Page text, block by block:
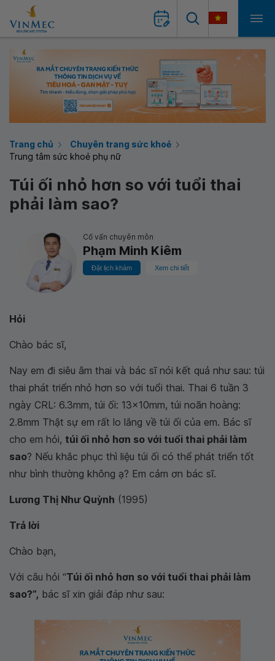
Trang chủ
Chuyên trang sức khoẻ
Trung tâm sức khoẻ phụ nữ
Túi ối nhỏ hơn so với tuổi thai
phải làm sao?
Cố vấn chuyên môn
Phạm Minh Kiêm
Đặt lịch khám Xem chi tiết
Hỏi
Chào bác sĩ,
Nay em đi siêu âm thai và bác sĩ nói kết quả như sau: túi
thai phát triển nhỏ hơn so với tuổi thai. Thai 6 tuần 3
ngày CRL: 6.3mm, túi ối: 13x10mm, túi noãn hoàng:
2.8mm Thật sự em rất lo lắng về túi ối của em. Bác sĩ
cho em hỏi, túi ối nhỏ hơn so với tuổi thai phải làm
sao? Nếu khắc phục thì liệu túi ối có thể phát triển tốt
như bình thường không ạ? Em cảm ơn bác sĩ.
Lương Thị Như Quỳnh (1995)
Trả lời
Chào bạn,
Với câu hỏi “Túi ối nhỏ hơn so với tuổi thai phải làm
sao?”, bác sĩ xin giải đáp như sau: